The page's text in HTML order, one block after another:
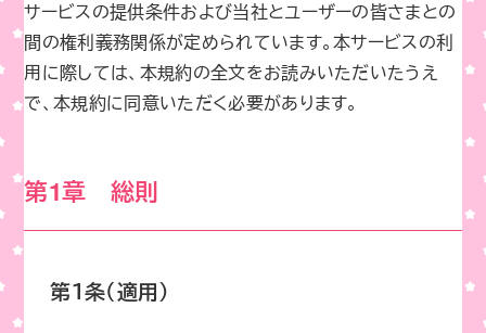
k
サービスの提供条件および当社とユーザーの皆さまとの
間の権利義務関係が定められています。本サービスの利
用に際しては、本規約の全文をお読みいただいたうえ
で、本規約に同意いただく必要があります。
第1章 総則
第１条（適用）